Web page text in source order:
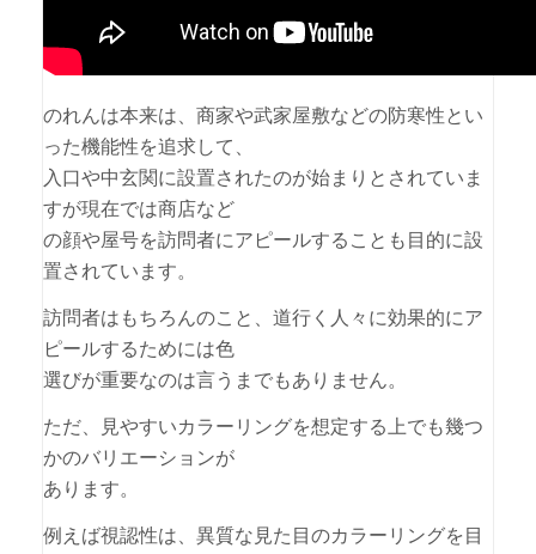
のれんは本来は、商家や武家屋敷などの防寒性とい
った機能性を追求して、
入口や中玄関に設置されたのが始まりとされていま
すが現在では商店など
の顔や屋号を訪問者にアピールすることも目的に設
置されています。
訪問者はもちろんのこと、道行く人々に効果的にア
ピールするためには色
選びが重要なのは言うまでもありません。
ただ、見やすいカラーリングを想定する上でも幾つ
かのバリエーションが
あります。
例えば視認性は、異質な見た目のカラーリングを目